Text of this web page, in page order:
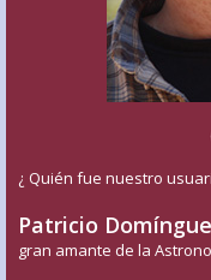
¿ Quién fue nuestro
Patricio
gran amante de la